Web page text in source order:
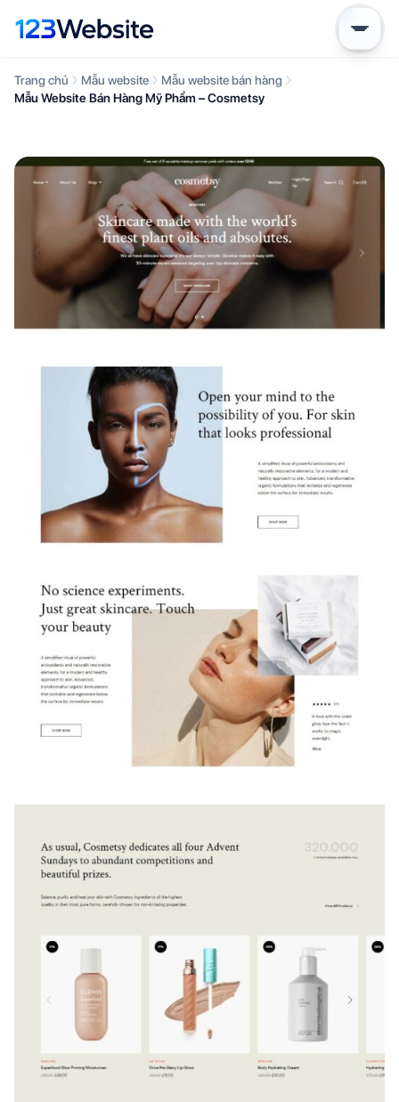
Trang chủ Mẫu website
Mẫu website bán hàng
Mẫu Website Bán Hàng Mỹ Phẩm – Cosmetsy